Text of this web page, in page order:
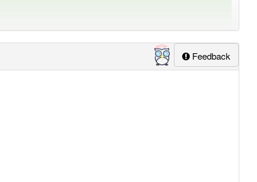
Feedback